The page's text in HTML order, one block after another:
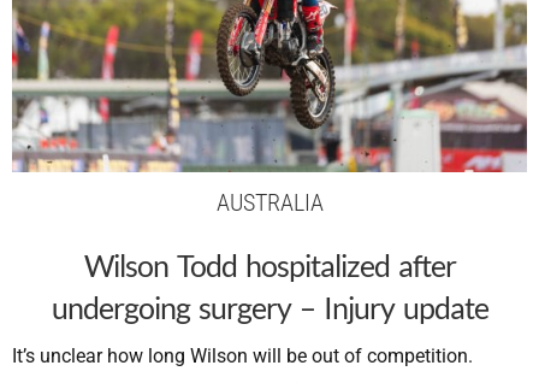
AUSTRALIA
Wilson Todd hospitalized after
undergoing surgery – Injury update
It’s unclear how long Wilson will be out of competition.